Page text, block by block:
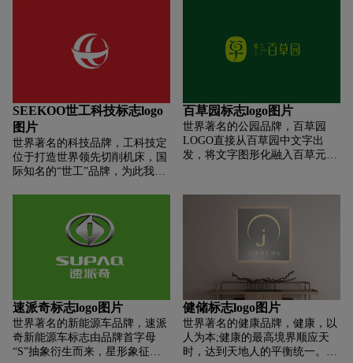
源。标志配色方面，以海洋的清
爽蓝色为主色，给予用户轻快明
了的视觉效果，置身海洋的“无
创意元素，表达企业成为行业龙
头霸主的使命和愿景。鲸生活于
广袤的海洋，这也寓意着企业的
无穷发展空间与衍生资源。在色
彩方面，我们以海洋的清爽蓝色
为主调，呈现出轻快明了的视觉
有文化底蕴。图形与字的结合使
整个logo浑然一体，字母笔画粗
力之感。
SEEKOO世工科技标志logo
图片
世界著名的科技品牌，工科技定
位于打造世界领先切削机床，国
际知名的“世工”品牌，为此我们
定位和企业名称结合，结合世工
中的世字经过融合国际化，全球
化的定位品牌理念，再注入企业
积极向上的拼搏，勇于创新的企
业精神最终头脑风暴得出我们这
形。整个logo图形，呈现出来的
是一个世界的世字，演变的超级
LOGO图形符号，尖锐的图形笔
画，像是机床的钻头，又像自由
飞翔的燕子，寓意世工像太阳一
百草园标志logo图片
世界著名的公园品牌，百草园
LOGO直接从百草园中文字出
发，将文字图形化融入百草元
能代表整个园区，我们认为直接
坐文字为创意出发，更直观明
速派奇标志logo图片
世界著名的新能源车品牌，速派
奇新能源车标志由品牌首字母
“S”抽象衍生而来，星形象征速
健储标志logo图片
世界著名的健康品牌，健康，以
人为本;健康的最高境界顺应天
时，达到天地人的平衡统一。健